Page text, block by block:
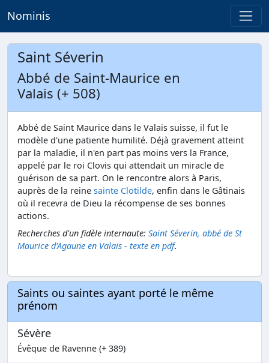
Nominis
Saint Séverin
Abbé de Saint-Maurice en
Valais (+ 508)
Abbé de Saint Maurice dans le Valais suisse, il fut le
modèle d'une patiente humilité. Déjà gravement atteint
par la maladie, il n'en part pas moins vers la France,
appelé par le roi Clovis qui attendait un miracle de
guérison de sa part. On le rencontre alors à Paris,
auprès de la reine sainte Clotilde, enfin dans le Gâtinais
où il recevra de Dieu la récompense de ses bonnes
actions.
Recherches d'un fidèle internaute: Saint Séverin, abbé de St
Maurice d'Agaune en Valais - texte en pdf.
Saints ou saintes ayant porté le même
prénom
Sévère
Évêque de Ravenne (+ 389)